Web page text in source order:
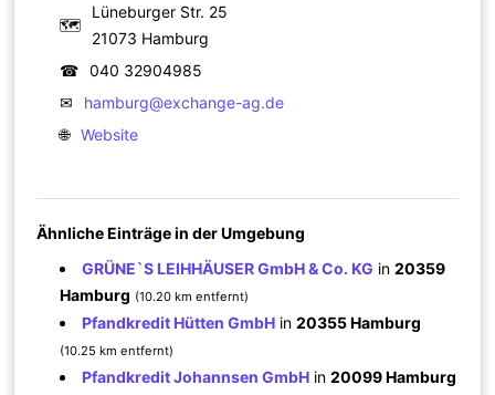
🗺
Lüneburger Str. 25
21073 Hamburg
☎
040 32904985
✉
hamburg@exchange-ag.de
🌐 Website
Ähnliche Einträge in der Umgebung
GRÜNE`S LEIHHÄUSER GmbH & Co. KG in20359
Hamburg (10.20 km entfernt)
Pfandkredit Hütten GmbH in20355 Hamburg
(10.25 km entfernt)
Pfandkredit Johannsen GmbH in20099 Hamburg